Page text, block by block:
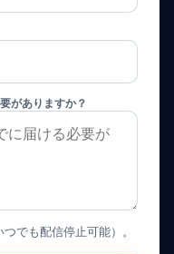
がありますか？
でも配信停止可能）。